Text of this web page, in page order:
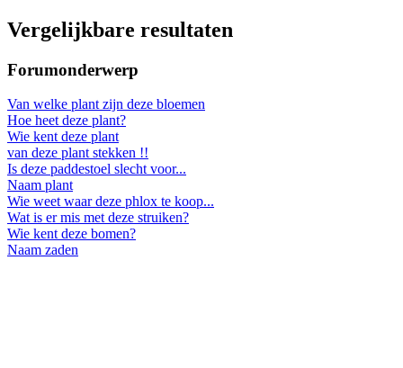
Vergelijkbare resultaten
Forumonderwerp
Van welke plant zijn deze bloemen
Hoe heet deze plant?
Wie kent deze plant
van deze plant stekken !!
Is deze paddestoel slecht voor...
Naam plant
Wie weet waar deze phlox te koop...
Wat is er mis met deze struiken?
Wie kent deze bomen?
Naam zaden